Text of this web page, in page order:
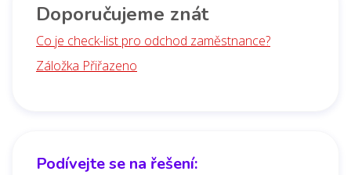
Podívejte se na řešení:
Doporučujeme znát
Co je check-list pro odchod zaměstnance?
Záložka Přiřazeno